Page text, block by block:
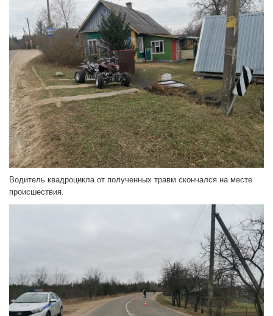
Водитель квадроцикла от полученных травм скончался на месте
происшествия.